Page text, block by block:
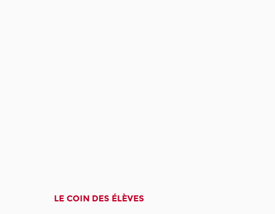
LE COIN DES ÉLÈVES